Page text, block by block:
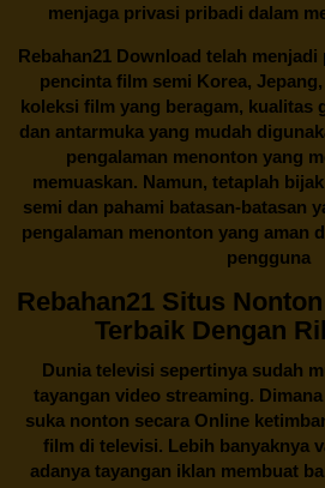
menjaga privasi pribadi dalam
Rebahan21Download telah menjadi
pencinta film semi Korea,
koleksi film yang beragam, kualitas
dan antarmuka yang mudah
pengalaman menonton yang
memuaskan. Namun, tetaplah
semi dan pahami batasan-batasan
pengalaman menonton yang aman
pengguna
Rebahan21 Situs
Terbaik Dengan
Dunia televisi sepertinya sudah
tayangan video streaming.
suka nonton secara Online
film di televisi. Lebih banyaknya
adanya tayangan iklan membuat